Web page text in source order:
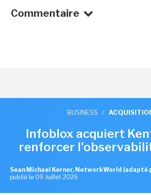
Commentaire
BUSINESS /
Infoblox acquiert
renforcer
Sean Michael Kerner, NetworkWorld (adapté
publié le 09 Juillet 2026